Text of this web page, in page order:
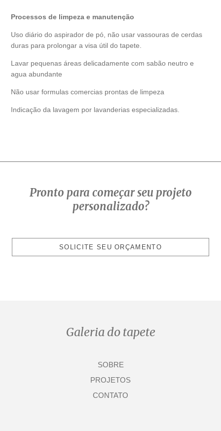
Processos de limpeza e manutenção
Uso diário do aspirador de pó, não usar vassouras de cerdas
duras para prolongar a visa útil do tapete.
Lavar pequenas áreas delicadamente com sabão neutro e
agua abundante
Não usar formulas comercias prontas de limpeza
Indicação da lavagem por lavanderias especializadas.
Pronto para começar seu projeto
personalizado?
SOLICITE SEU ORÇAMENTO
Galeria do tapete
SOBRE
PROJETOS
CONTATO